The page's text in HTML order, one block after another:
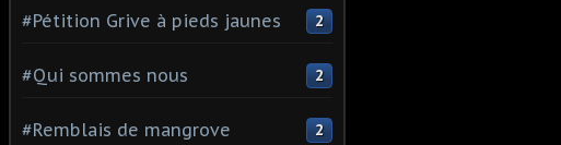
#Pétition Grive à pieds jaunes 2
#Qui sommes nous 2
#Remblais de mangrove 2